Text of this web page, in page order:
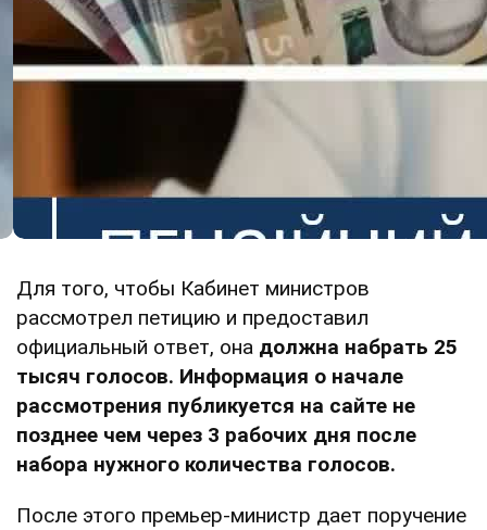
Для того, чтобы Кабинет министров
рассмотрел петицию и предоставил
официальный ответ, она должна набрать 25
тысяч голосов. Информация о начале
рассмотрения публикуется на сайте не
позднее чем через 3 рабочих дня после
набора нужного количества голосов.
После этого премьер-министр дает поручение